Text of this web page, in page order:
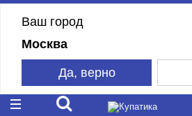
Ваш город
Москва
Да, верно